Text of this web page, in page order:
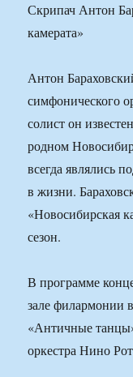
Скрипач Антон
камерата»
Антон
симфонического
солист он
родном
всегда являлись
в жизни.
«Новосибирская
сезон.
В программе
зале филармонии
«Античные
оркестра Нино